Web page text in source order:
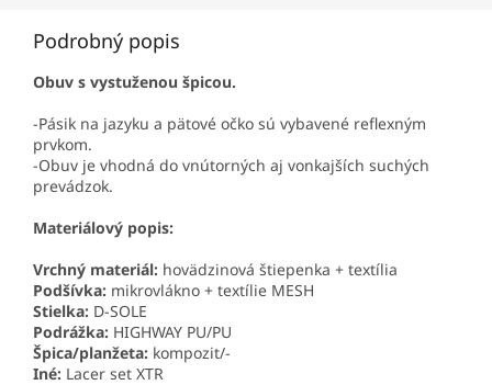
Podrobný popis
Obuv s vystuženou špicou.
-Pásik na jazyku a pätové očko sú vybavené reflexným
prvkom.
-Obuv je vhodná do vnútorných aj vonkajších suchých
prevádzok.
Materiálový popis:
Vrchný materiál: hovädzinová štiepenka + textília
Podšívka: mikrovlákno + textílie MESH
Stielka: D-SOLE
Podrážka: HIGHWAY PU/PU
Špica/planžeta: kompozit/-
Iné: Lacer set XTR